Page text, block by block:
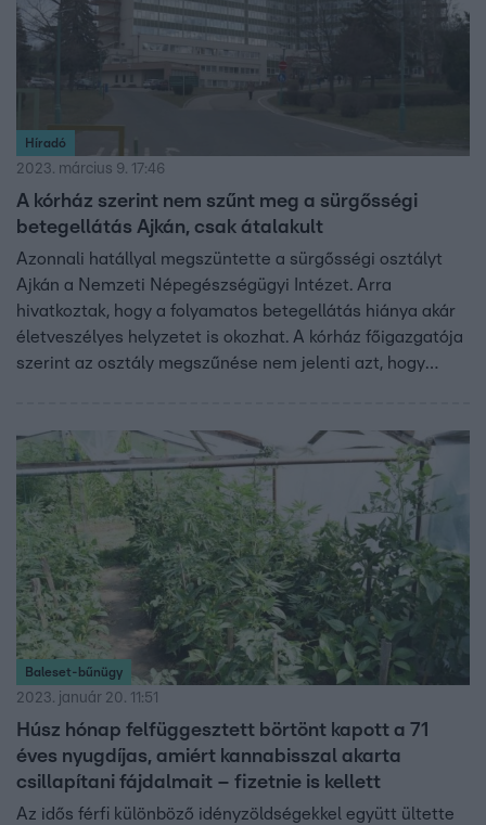
Híradó
2023. március 9. 17:46
A kórház szerint nem szűnt meg a sürgősségi
betegellátás Ajkán, csak átalakult
Azonnali hatállyal megszüntette a sürgősségi osztályt
Ajkán a Nemzeti Népegészségügyi Intézet. Arra
hivatkoztak, hogy a folyamatos betegellátás hiánya akár
életveszélyes helyzetet is okozhat. A kórház főigazgatója
szerint az osztály megszűnése nem jelenti azt, hogy
mindegy, milyen színvonalú az ellátás.
Baleset-bűnügy
2023. január 20. 11:51
Húsz hónap felfüggesztett börtönt kapott a 71
éves nyugdíjas, amiért kannabisszal akarta
csillapítani fájdalmait – fizetnie is kellett
Az idős férfi különböző idényzöldségekkel együtt ültette